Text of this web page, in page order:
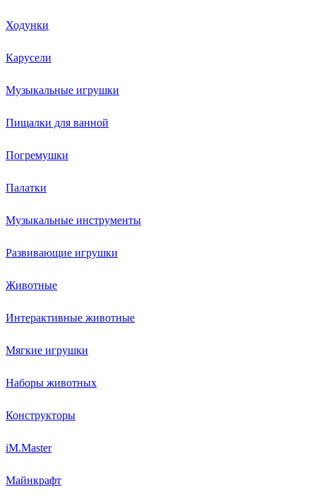
Ходунки
Карусели
Музыкальные игрушки
Пищалки для ванной
Погремушки
Палатки
Музыкальные инструменты
Развивающие игрушки
Животные
Интерактивные животные
Мягкие игрушки
Наборы животных
Конструкторы
iM.Master
Майнкрафт